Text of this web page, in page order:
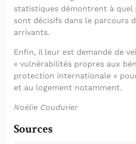
statistiques démontrent à
sont décisifs dans le parcours
arrivants.
Enfin, il leur est demandé de
« vulnérabilités propres aux
protection internationale » pour
et au logement notamment.
Noélie Coudurier
Sources